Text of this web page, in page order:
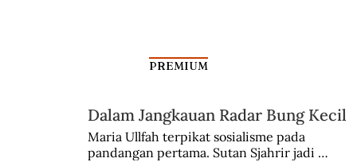
PREMIUM
Dalam Jangkauan Radar Bung Kecil
Maria Ullfah terpikat sosialisme pada
pandangan pertama. Sutan Sjahrir jadi